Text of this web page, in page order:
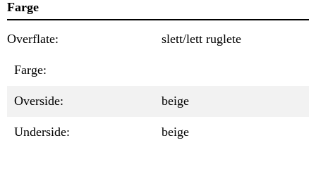
Farge
Overflate: slett/lett ruglete
Farge:
Overside: beige
Underside: beige